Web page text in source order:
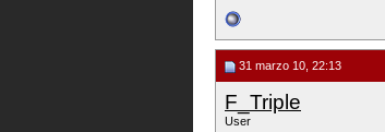
31 marzo 10, 22:13
F_Triple
User